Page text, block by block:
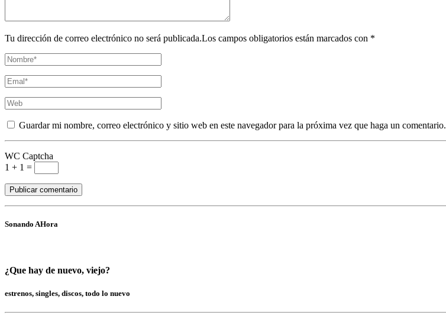
Tu dirección de correo electrónico no será publicada.Los campos obligatorios están marcados con *
Guardar mi nombre, correo electrónico y sitio web en este navegador para la próxima vez que haga un comentario.
WC Captcha
1 + 1 =
Sonando AHora
¿Que hay de nuevo, viejo?
estrenos, singles, discos, todo lo nuevo